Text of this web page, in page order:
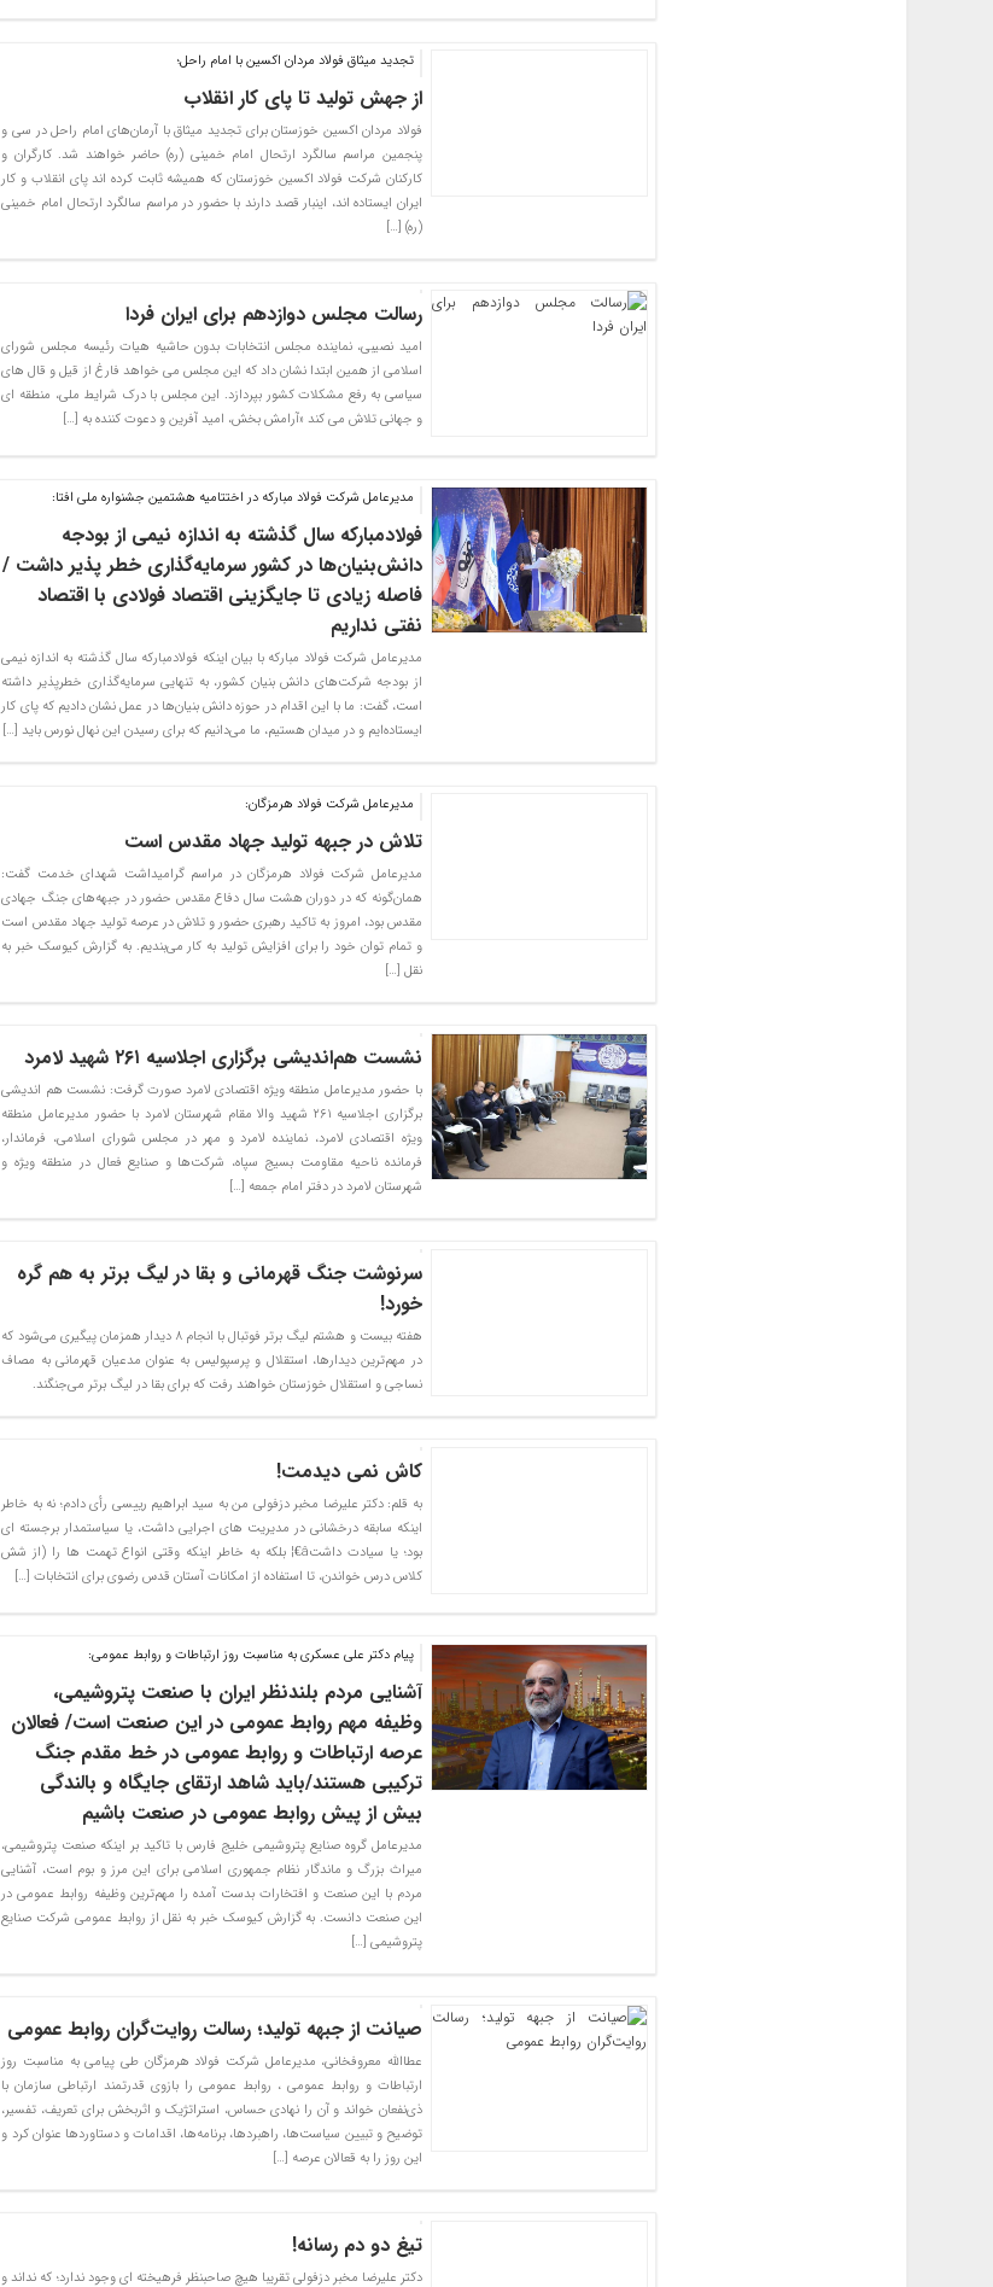
تجدید میثاق فولاد مردان اکسین با امام راحل؛
از جهش تولید تا پای کار انقلاب
فولاد مردان اکسین خوزستان برای تجدید میثاق با آرمان‌های امام راحل در سی و
پنجمین مراسم سالگرد ارتحال امام خمینی (ره) حاضر خواهند شد. کارگران و
کارکنان شرکت فولاد اکسین خوزستان که همیشه ثابت کرده اند پای انقلاب و کار
ایران ایستاده اند، اینبار قصد دارند با حضور در مراسم سالگرد ارتحال امام خمینی
(ره) […]
رسالت مجلس دوازدهم برای ایران فردا
امید نصیبی، نماینده مجلس انتخابات بدون حاشیه هیات رئیسه مجلس شورای
اسلامی از همین ابتدا نشان داد که این مجلس می خواهد فارغ از قیل و قال های
سیاسی به رفع مشکلات کشور بپردازد. این مجلس با درک شرایط ملی، منطقه ای
و جهانی تلاش می کند «آرامش بخش، امید آفرین و دعوت کننده به […]
مدیرعامل شرکت فولاد مبارکه در اختتامیه هشتمین جشنواره ملی افتا:
فولادمبارکه سال گذشته به اندازه نیمی از بودجه
دانش‌بنیان‌ها در کشور سرمایه‌گذاری خطر پذیر داشت /
فاصله زیادی تا جایگزینی اقتصاد فولادی با اقتصاد
نفتی نداریم
مدیرعامل شرکت فولاد مبارکه با بیان اینکه فولادمبارکه سال گذشته به اندازه نیمی
از بودجه شرکت‌های دانش بنیان کشور، به تنهایی سرمایه‌گذاری خطرپذیر داشته
است، گفت: ما با این اقدام در حوزه دانش بنیان‌ها در عمل نشان دادیم که پای کار
ایستاده‌ایم و در میدان هستیم، ما می‌دانیم که برای رسیدن این نهال نورس باید […]
مدیرعامل شرکت فولاد هرمزگان:
تلاش در جبهه تولید جهاد مقدس است
مدیرعامل شرکت فولاد هرمزگان در مراسم گرامیداشت شهدای خدمت گفت:
همان‌گونه که در دوران هشت سال دفاع مقدس حضور در جبهه‌های جنگ جهادی
مقدس بود، امروز به تاکید رهبری حضور و تلاش در عرصه تولید جهاد مقدس است
و تمام توان خود را برای افزایش تولید به کار می‌بندیم. به گزارش کیوسک خبر به
نقل […]
نشست هم‌اندیشی برگزاری اجلاسیه ۲۶۱ شهید لامرد
با حضور مدیرعامل منطقه ویژه اقتصادی لامرد صورت گرفت: نشست هم اندیشی
برگزاری اجلاسیه ۲۶۱ شهید والا مقام شهرستان لامرد با حضور مدیرعامل منطقه
ویژه اقتصادی لامرد، نماینده لامرد و مهر در مجلس شورای اسلامی، فرماندار،
فرمانده ناحیه مقاومت بسیج سپاه، شرکت‌ها و صنایع فعال در منطقه ویژه و
شهرستان لامرد در دفتر امام جمعه […]
سرنوشت جنگ قهرمانی و بقا در لیگ برتر به هم گره
خورد!
هفته بیست و هشتم لیگ برتر فوتبال با انجام ۸ دیدار همزمان پیگیری می‌شود که
در مهم‌ترین دیدارها، استقلال و پرسپولیس به عنوان مدعیان قهرمانی به مصاف
نساجی و استقلال خوزستان خواهند رفت که برای بقا در لیگ برتر می‌جنگند.
کاش نمی دیدمت!
به قلم: دکتر علیرضا مخبر دزفولی من به سید ابراهیم رییسی رأی دادم؛ نه به خاطر
اینکه سابقه درخشانی در مدیریت های اجرایی داشت، یا سیاستمدار برجسته ای
بود؛ یا سیادت داشتâ€¦ بلکه به خاطر اینکه وقتی انواع تهمت ها را (از شش
کلاس درس خواندن، تا استفاده از امکانات آستان قدس رضوی برای انتخابات […]
پیام دکتر علی عسکری به مناسبت روز ارتباطات و روابط عمومی:
آشنایی مردم بلندنظر ایران با صنعت پتروشیمی،
وظیفه مهم روابط عمومی در این صنعت است/ فعالان
عرصه ارتباطات و روابط عمومی در خط مقدم جنگ
ترکیبی هستند/باید شاهد ارتقای جایگاه و بالندگی
بیش از پیش روابط عمومی در صنعت باشیم
مدیرعامل گروه صنایع پتروشیمی خلیج فارس با تاکید بر اینکه صنعت پتروشیمی،
میراث بزرگ و ماندگار نظام جمهوری اسلامی برای این مرز و بوم است، آشنایی
مردم با این صنعت و افتخارات بدست آمده را مهم‌ترین وظیفه روابط عمومی در
این صنعت دانست. به گزارش کیوسک خبر به نقل از روابط عمومی شرکت صنایع
پتروشیمی […]
صیانت از جبهه تولید؛ رسالت روایت‌گران روابط عمومی
عطاالله معروفخانی، مدیرعامل شرکت فولاد هرمزگان طی پیامی به مناسبت روز
ارتباطات و روابط عمومی ، روابط عمومی را بازوی قدرتمند ارتباطی سازمان با
ذی‌نفعان خواند و آن را نهادی حساس، استراتژیک و اثربخش برای تعریف، تفسیر،
توضیح و تبیین سیاست‌ها، راهبردها، برنامه‌ها، اقدامات و دستاوردها عنوان کرد و
این روز را به قعالان عرصه […]
تیغ دو دم رسانه!
دکتر علیرضا مخبر دزفولی تقریبا هیچ صاحبنظر فرهیخته ای وجود ندارد؛ که نداند و